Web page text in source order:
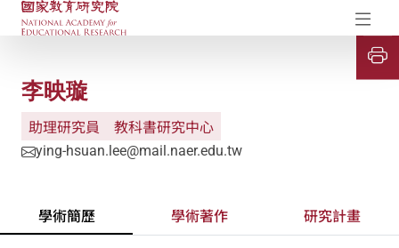
國家教育研究院-研究成果典藏庫
李映璇
助理研究員 教科書研究中心
ying-hsuan.lee@mail.naer.edu.tw
學術簡歷 學術著作 研究計畫